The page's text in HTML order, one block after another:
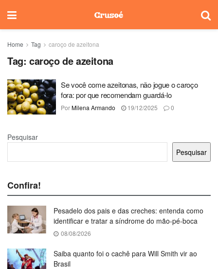
Home Tag caroço de azeitona
Tag: caroço de azeitona
Se você come azeitonas, não jogue o caroço
fora: por que recomendam guardá-lo
PorMilena Armando 19/12/2025 0
Pesquisar
Pesquisar
Confira!
Pesadelo dos pais e das creches: entenda como
identificar e tratar a síndrome do mão-pé-boca
08/08/2026
Saiba quanto foi o cachê para Will Smith vir ao
Brasil